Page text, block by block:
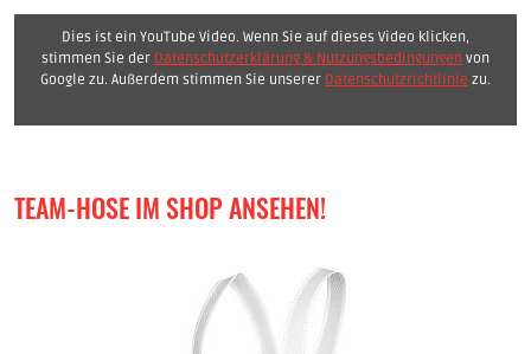
Dies ist ein YouTube Video. Wenn Sie auf dieses Video klicken,
stimmen Sie der Datenschutzerklärung & Nutzungsbedingungen von
Google zu. Außerdem stimmen Sie unserer Datenschutzrichtlinie zu.
TEAM-HOSE IM SHOP ANSEHEN!